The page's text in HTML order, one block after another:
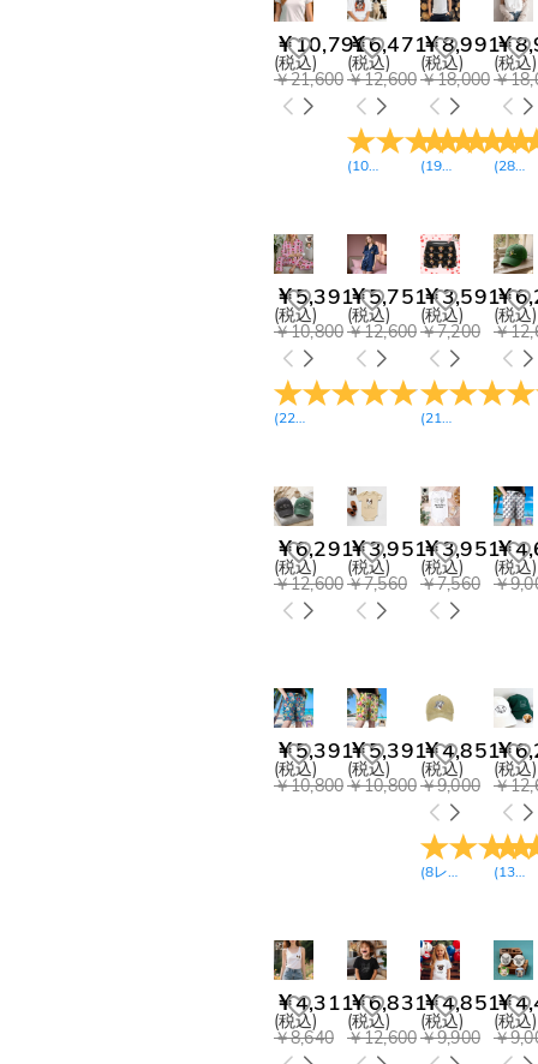
￥10,791
(税込)
￥21,600
￥6,471
(税込)
￥12,600
(10レビュー)
￥8,991
(税込)
￥18,000
(19レビュー)
￥
(税込)
￥
(28レ
￥5,391
(税込)
￥10,800
(22レビュー
￥5,751
(税込)
￥12,600
￥3,591
(税込)
￥7,200
(21レビュー
￥
(税込)
￥
￥6,291
(税込)
￥12,600
￥3,951
(税込)
￥7,560
￥3,951
(税込)
￥7,560
￥
(税込)
￥
￥5,391
(税込)
￥10,800
￥5,391
(税込)
￥10,800
￥4,851
(税込)
￥9,000
(8レビュー )
￥
(税込)
￥
(13レ
￥4,311
(税込)
￥8,640
￥6,831
(税込)
￥12,600
￥4,851
(税込)
￥9,900
￥
(税込)
￥